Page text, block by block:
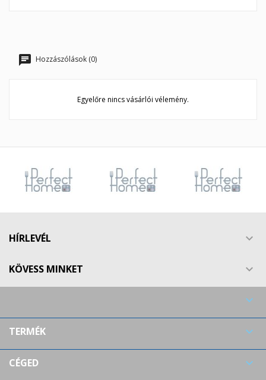
Hozzászólások (0)
Egyelőre nincs vásárlói vélemény.
HÍRLEVÉL 
KÖVESS MINKET 

TERMÉK 
CÉGED 